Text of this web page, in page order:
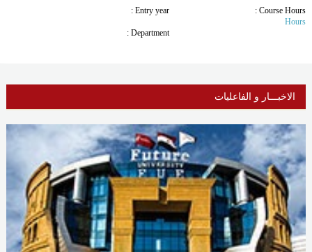
Course Hours :
Hours
Entry year :
Department :
الاخبـــار و الفاعليات